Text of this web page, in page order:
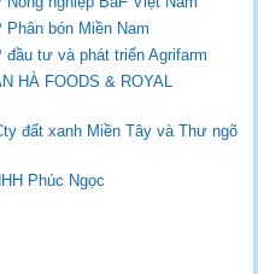
bón Miền Nam
đầu tư và phát triển Agrifarm
HÀ FOODS & ROYAL
đất xanh Miền Tây và Thư ngõ
Phúc Ngọc